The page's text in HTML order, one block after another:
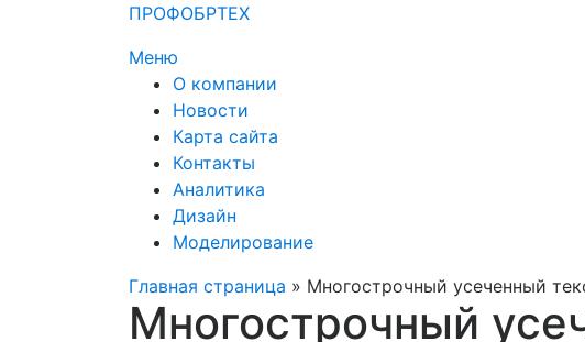
ПРОФОБРТЕХ
Меню
О компании
Новости
Карта сайта
Контакты
Аналитика
Дизайн
Моделирование
Главная страница » Многострочный усеченный
Многострочный